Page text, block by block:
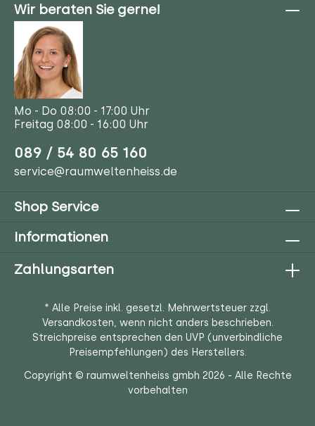
Wir beraten Sie gerne!
Mo - Do 08:00 - 17:00 Uhr
Freitag 08:00 - 16:00 Uhr
089 / 54 80 65 160
service@raumweltenheiss.de
Shop Service
Informationen
Zahlungsarten
* Alle Preise inkl. gesetzl. Mehrwertsteuer zzgl.
Versandkosten, wenn nicht anders beschrieben.
Streichpreise entsprechen den UVP (unverbindliche
Preisempfehlungen) des Herstellers.
Copyright © raumweltenheiss gmbh 2026 - Alle Rechte
vorbehalten